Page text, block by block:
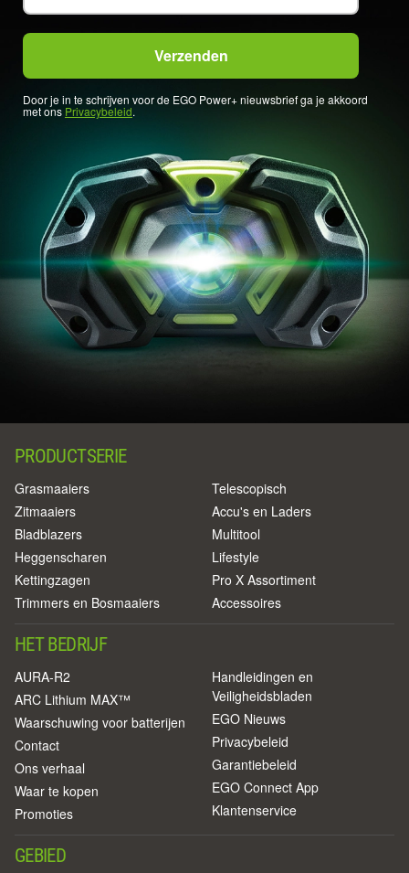
Door je in te schrijven voor de EGO Power+ nieuwsbrief ga je akkoord
met ons Privacybeleid.
PRODUCTSERIE
Grasmaaiers
Zitmaaiers
Bladblazers
Heggenscharen
Kettingzagen
Trimmers en Bosmaaiers
Telescopisch
Accu's en Laders
Multitool
Lifestyle
Pro X Assortiment
Accessoires
HET BEDRIJF
AURA-R2
ARC Lithium MAX™
Waarschuwing voor batterijen
Contact
Ons verhaal
Waar te kopen
Promoties
Handleidingen en
Veiligheidsbladen
EGO Nieuws
Privacybeleid
Garantiebeleid
EGO Connect App
Klantenservice
GEBIED